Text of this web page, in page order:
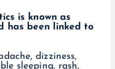
is known as
has been linked to
dizziness,
sleeping, rash,